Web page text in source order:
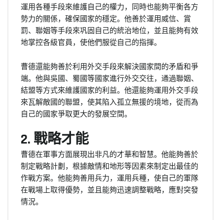
運用各種手段來維護自己的權力，同時也能夠平衡各方
勢力的關係，確保國家的穩定。他善於運用威信、賞
罰、聯姻等手段來巩固自己的統治地位，並且能夠有效
地掌控各級官員，使他們服從自己的指揮。
曹德還能夠善於利用外交手段來解決國家間的矛盾和爭
端。他與吳國、蜀國等國家進行外交交往，通過聯姻、
結盟等方式來維護國家的利益。他還能夠運用外交手段
來瓦解敵國的聯盟，使其陷入孤立無援的境地，從而為
自己的國家爭取更大的發展空間。
2. 戰略才能
曹德在軍事方面展現出非凡的才華和智慧。他能夠善於
制定戰略計劃，根據敵情和地形等因素來制定出最佳的
作戰方案。他能夠善用兵力，運用兵種，使自己的軍隊
在戰場上取得優勢，並且能夠迅速調整戰略，應對突發
情況。